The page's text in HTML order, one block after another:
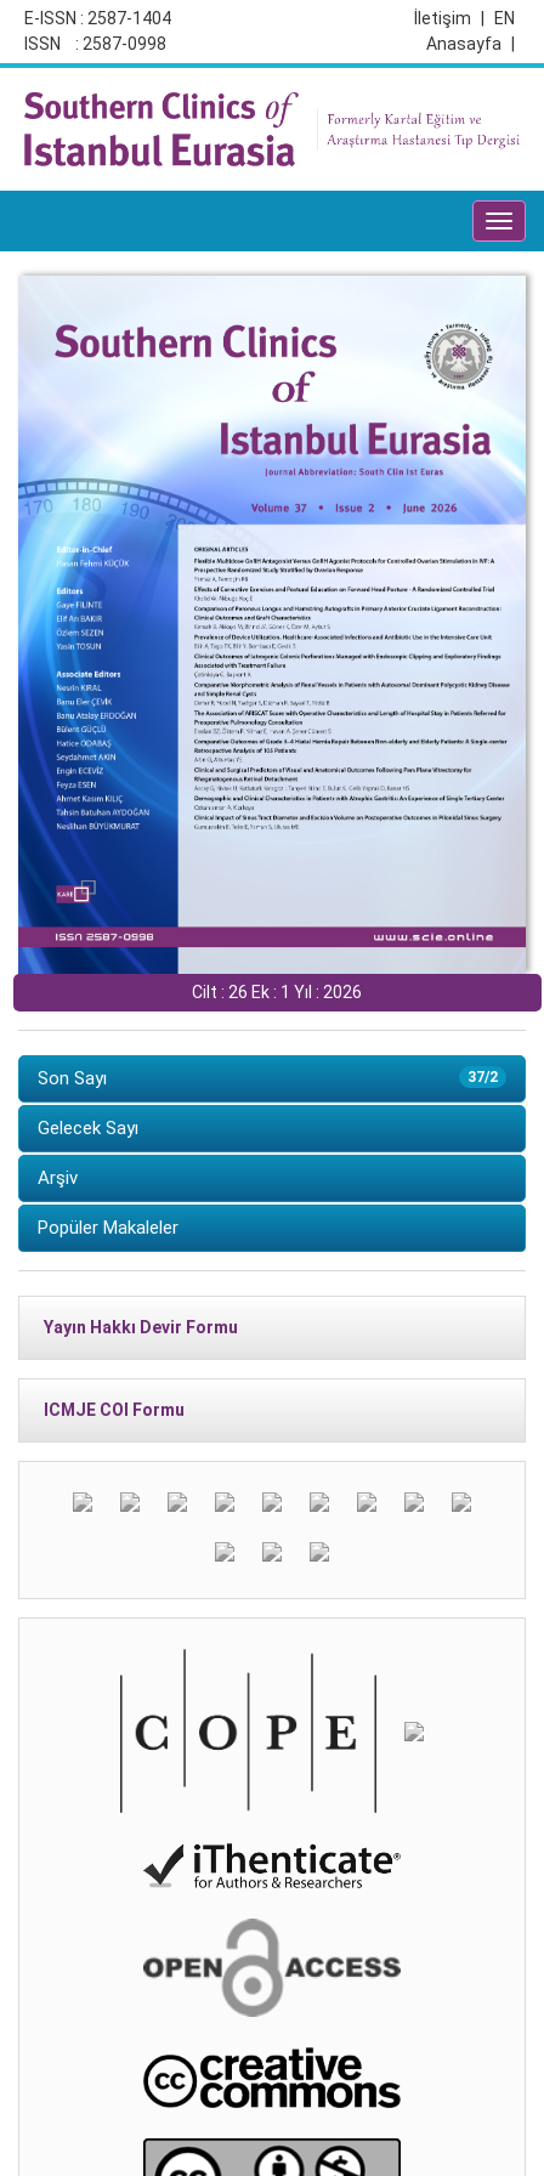
E-ISSN : 2587-1404
ISSN : 2587-0998
EN
İletişim
Anasayfa
Cilt : 26 Ek : 1 Yıl : 2026
37/2
Son Sayı
Gelecek Sayı
Arşiv
Popüler Makaleler
Yayın Hakkı Devir Formu
ICMJE COI Formu